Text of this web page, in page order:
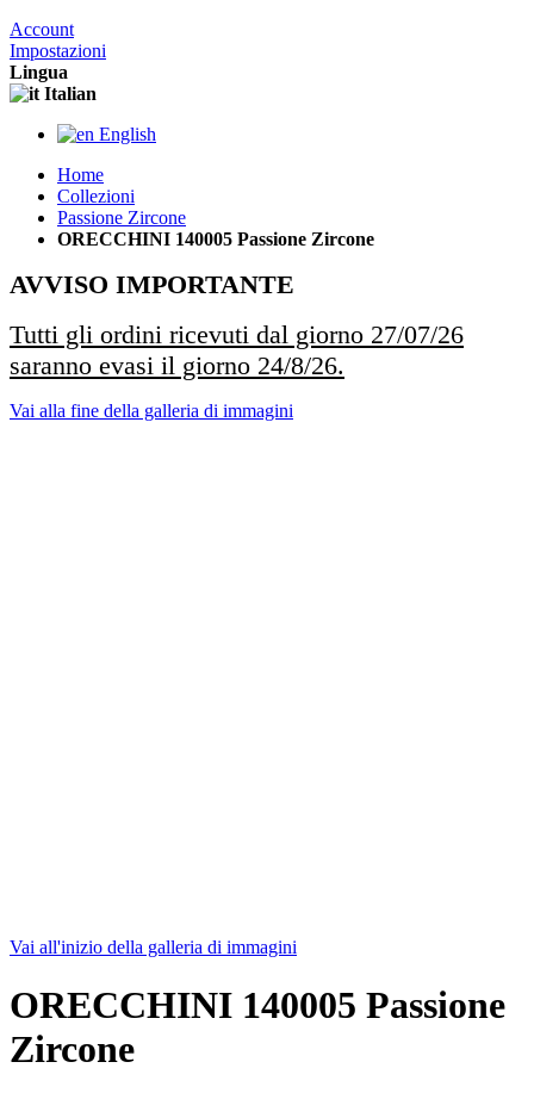
Account
Impostazioni
Lingua
Italian
English
Home
Collezioni
Passione Zircone
ORECCHINI 140005 Passione Zircone
AVVISO IMPORTANTE
Tutti gli ordini ricevuti dal giorno 27/07/26
saranno evasi il giorno 24/8/26.
Vai alla fine della galleria di immagini
Vai all'inizio della galleria di immagini
ORECCHINI 140005 Passione
Zircone